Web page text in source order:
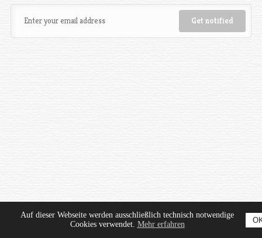
Auf dieser Webseite werden ausschließlich technisch notwendige
Cookies verwendet. Mehr erfahren